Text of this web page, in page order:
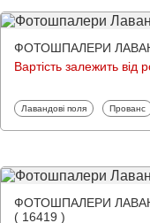
ФОТОШПАЛЕРИ
Вартість залежить від
Фотошпалери
Лавандові поля Прованс
ФОТОШПАЛЕРИ
( 16419 )